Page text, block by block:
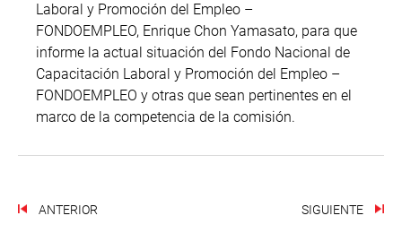
Laboral y Promoción del Empleo –
FONDOEMPLEO, Enrique Chon Yamasato, para que
informe la actual situación del Fondo Nacional de
Capacitación Laboral y Promoción del Empleo –
FONDOEMPLEO y otras que sean pertinentes en el
marco de la competencia de la comisión.
ANTERIOR SIGUIENTE